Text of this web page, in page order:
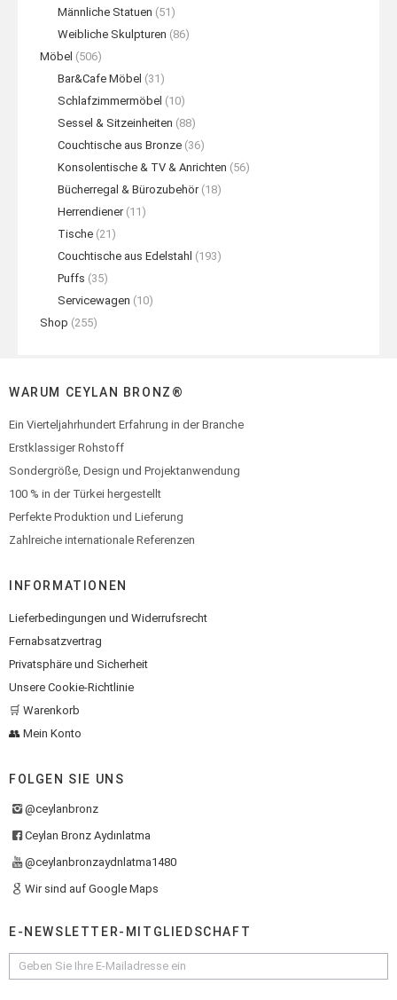
Männliche Statuen (51)
Weibliche Skulpturen (86)
Möbel (506)
Bar&Cafe Möbel (31)
Schlafzimmermöbel (10)
Sessel & Sitzeinheiten (88)
Couchtische aus Bronze (36)
Konsolentische & TV & Anrichten (56)
Bücherregal & Bürozubehör (18)
Herrendiener (11)
Tische (21)
Couchtische aus Edelstahl (193)
Puffs (35)
Servicewagen (10)
Shop (255)
WARUM CEYLAN BRONZ®
Ein Vierteljahrhundert Erfahrung in der Branche
Erstklassiger Rohstoff
Sondergröße, Design und Projektanwendung
100 % in der Türkei hergestellt
Perfekte Produktion und Lieferung
Zahlreiche internationale Referenzen
INFORMATIONEN
Lieferbedingungen und Widerrufsrecht
Fernabsatzvertrag
Privatsphäre und Sicherheit
Unsere Cookie-Richtlinie
🛒 Warenkorb
👥 Mein Konto
FOLGEN SIE UNS
@ceylanbronz
Ceylan Bronz Aydınlatma
@ceylanbronzaydnlatma1480
Wir sind auf Google Maps
E-NEWSLETTER-MITGLIEDSCHAFT